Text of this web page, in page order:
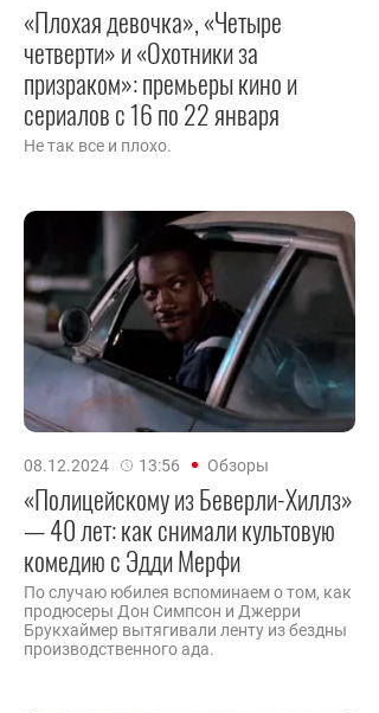
«Плохая девочка», «Четыре
четверти» и «Охотники за
призраком»: премьеры кино и
сериалов с 16 по 22 января
Не так все и плохо.
08.12.2024 13:56 Обзоры
«Полицейскому из Беверли-Хиллз»
— 40 лет: как снимали культовую
комедию с Эдди Мерфи
По случаю юбилея вспоминаем о том, как
продюсеры Дон Симпсон и Джерри
Брукхаймер вытягивали ленту из бездны
производственного ада.